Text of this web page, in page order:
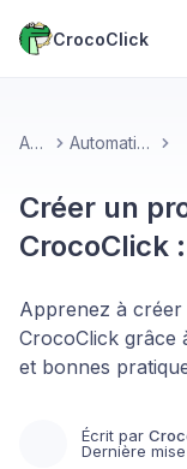
CrocoClick
Accueil Automatisations & IA
Créer un
CrocoClick
Apprenez à créer
CrocoClick grâce
et bonnes
Écrit par
Dernière